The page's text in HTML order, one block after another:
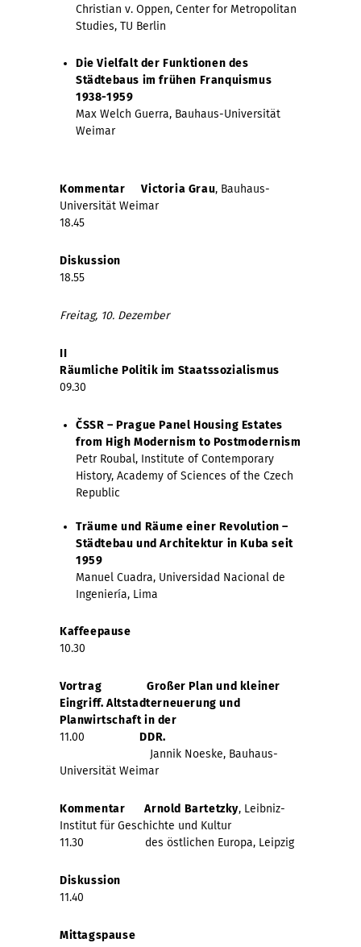
Christian v. Oppen, Center for Metropolitan
Studies, TU Berlin
Die Vielfalt der Funktionen des
Städtebaus im frühen Franquismus
1938-1959
Max Welch Guerra, Bauhaus-Universität
Weimar
Kommentar Victoria Grau, Bauhaus-
Universität Weimar
18.45
Diskussion
18.55
Freitag, 10. Dezember
II
Räumliche Politik im Staatssozialismus
09.30
ČSSR – Prague Panel Housing Estates
from High Modernism to Postmodernism
Petr Roubal, Institute of Contemporary
History, Academy of Sciences of the Czech
Republic
Träume und Räume einer Revolution –
Städtebau und Architektur in Kuba seit
1959
Manuel Cuadra, Universidad Nacional de
Ingeniería, Lima
Kaffeepause
10.30
Vortrag
Großer Plan und kleiner
Eingriff. Altstadterneuerung und
Planwirtschaft in der
11.00 DDR.
Jannik Noeske, Bauhaus-
Universität Weimar
Kommentar Arnold Bartetzky, Leibniz-
Institut für Geschichte und Kultur
11.30 des östlichen Europa, Leipzig
Diskussion
11.40
Mittagspause